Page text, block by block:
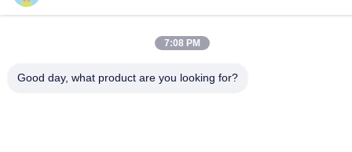
Cina Kualitas Baik Isolator getaran tali kawat Pemasok. Hak cipta
7:08 PM
Good day, what product are you looking for?